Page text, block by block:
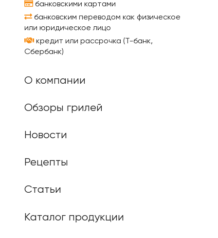
банковскими картами
банковским переводом как физическое
или юридическое лицо
кредит или рассрочка (Т-банк,
Сбербанк)
О компании
Обзоры грилей
Новости
Рецепты
Статьи
Каталог продукции